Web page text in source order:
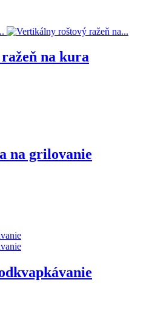
na kura
na grilovanie